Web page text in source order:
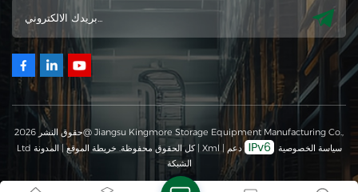
حقوق النشر 2026@ Jiangsu Kingmore Storage Equipment Manufacturing Co.,
Ltd كل الحقوق محفوظة. خريطة الموقع | المدونة | Xml | سياسة الخصوصية
دعم
الشبكة